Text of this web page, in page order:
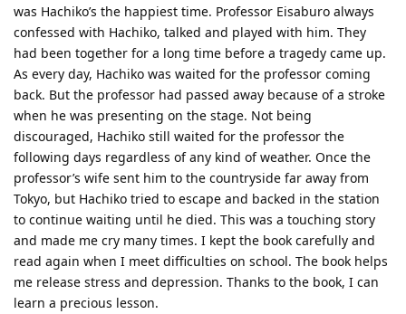
was Hachiko’s the happiest time. Professor Eisaburo always
confessed with Hachiko, talked and played with him. They
had been together for a long time before a tragedy came up.
As every day, Hachiko was waited for the professor coming
back. But the professor had passed away because of a stroke
when he was presenting on the stage. Not being
discouraged, Hachiko still waited for the professor the
following days regardless of any kind of weather. Once the
professor’s wife sent him to the countryside far away from
Tokyo, but Hachiko tried to escape and backed in the station
to continue waiting until he died. This was a touching story
and made me cry many times. I kept the book carefully and
read again when I meet difficulties on school. The book helps
me release stress and depression. Thanks to the book, I can
learn a precious lesson.